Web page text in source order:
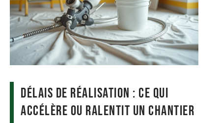
Délais de réalisation : ce qui
accélère ou ralentit un chantier